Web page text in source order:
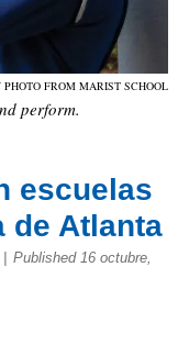
PHOTO FROM MARIST SCHOOL
perform.
escuelas
de Atlanta
Published 16 octubre,